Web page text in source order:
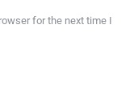
for the next time I